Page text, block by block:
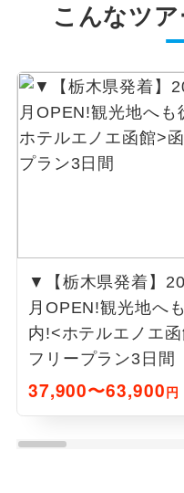
こんなツ
▼【栃木県発着】
月OPEN!観光地へ
内!<ホテルエノエ
フリープラン3日間
37,900〜63,900円